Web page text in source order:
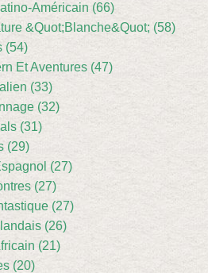
Américain (66)
&Quot;Blanche&Quot; (58)
(54)
Et Aventures (47)
(33)
(32)
(31)
(29)
(27)
(27)
(27)
(26)
(21)
(20)